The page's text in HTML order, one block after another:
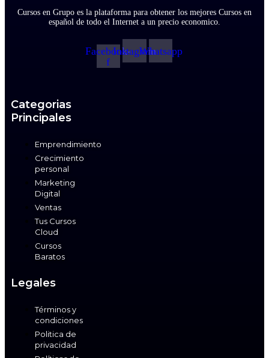
Cursos en Grupo es la plataforma para obtener los mejores Cursos en
español de todo el Internet a un precio economico.
Facebook-
f
InstagramWhatsapp
Categorias
Principales
Emprendimiento
Crecimiento
personal
Marketing
Digital
Ventas
Tus Cursos
Cloud
Cursos
Baratos
Legales
Términos y
condiciones
Politica de
privacidad